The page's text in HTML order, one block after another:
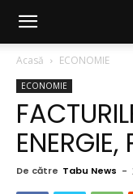
Acasă ECONOMIE
ECONOMIE
De către Tabu News -